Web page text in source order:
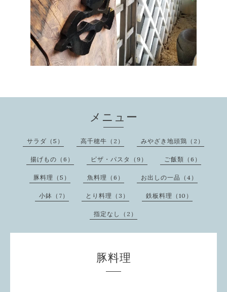
メニュー
サラダ（5） 高千穂牛（2） みやざき地頭鶏（2）
揚げもの（6） ピザ・パスタ（9） ご飯類（6）
豚料理（5） 魚料理（6） お出しの一品（4）
小鉢（7） とり料理（3） 鉄板料理（10）
指定なし（2）
豚料理